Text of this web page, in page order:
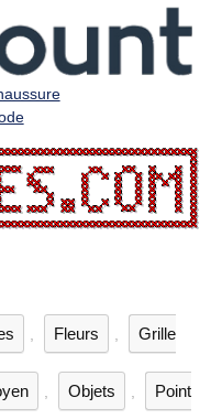
, Fleurs , Grille
, Objets , Point